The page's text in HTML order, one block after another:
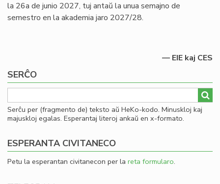
la 26a de junio 2027, tuj antaŭ la unua semajno de
semestro en la akademia jaro 2027/28.
— EIE kaj CES
SERĈO
Serĉu per (fragmento de) teksto aŭ HeKo-kodo. Minuskloj kaj
majuskloj egalas. Esperantaj literoj ankaŭ en x-formato.
ESPERANTA CIVITANECO
Petu la esperantan civitanecon per la reta formularo.